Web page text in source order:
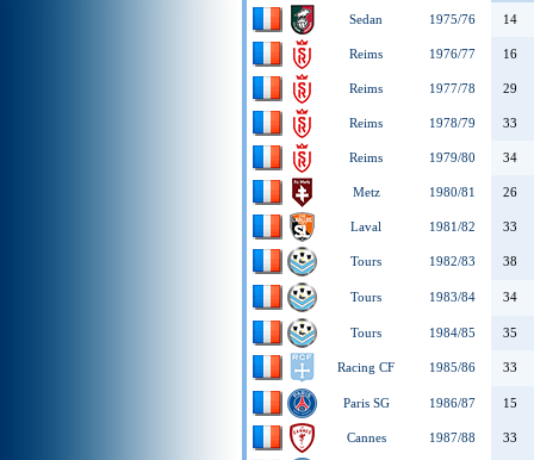
Sedan
1975/76 14
Reims 1976/77 16
Reims 1977/78 29
Reims 1978/79 33
Reims 1979/80 34
Metz 1980/81 26
Laval 1981/82 33
Tours 1982/83 38
Tours 1983/84 34
Tours 1984/85 35
Racing CF 1985/86 33
Paris SG 1986/87 15
Cannes 1987/88 33